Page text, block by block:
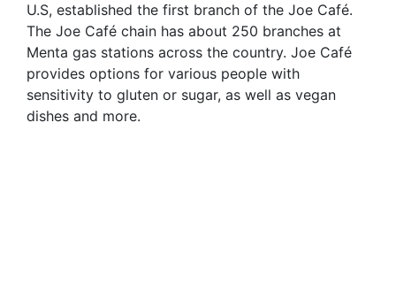
U.S, established the first branch of the Joe Café.
The Joe Café chain has about 250 branches at
Menta gas stations across the country. Joe Café
provides options for various people with
sensitivity to gluten or sugar, as well as vegan
dishes and more.